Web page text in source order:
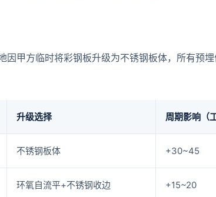
因甲方临时将彩钢板升级为不锈钢板体，所有预
升级选择 周期影响（
不锈钢板体 +30~45
环氧自流平+不锈钢收边 +15~20